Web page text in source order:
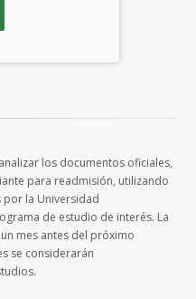
los documentos oficiales,
para readmisión, utilizando
por la Universidad
de estudio de interés. La
mes antes del próximo
se considerarán